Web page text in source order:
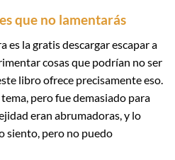
que no lamentarás
es la gratis descargar escapar a
cosas que podrían no ser
libro ofrece precisamente eso.
pero fue demasiado para
eran abrumadoras, y lo
siento, pero no puedo